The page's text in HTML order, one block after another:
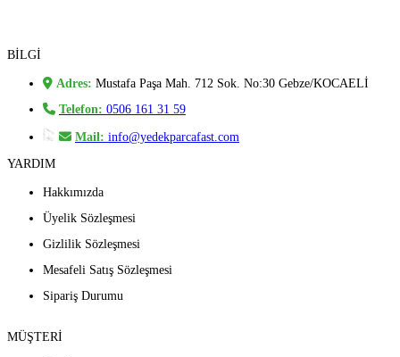
BİLGİ
Adres: Mustafa Paşa Mah. 712 Sok. No:30 Gebze/KOCAELİ
Telefon: 0506 161 31 59
Mail: info@yedekparcafast.com
YARDIM
Hakkımızda
Üyelik Sözleşmesi
Gizlilik Sözleşmesi
Mesafeli Satış Sözleşmesi
Sipariş Durumu
MÜŞTERİ